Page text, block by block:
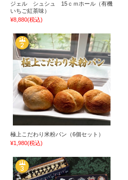
ジェル シュシュ 15ｃｍホール（有機
いちご紅茶味）
¥8,880(税込)
極上こだわり米粉パン（6個セット）
¥1,980(税込)